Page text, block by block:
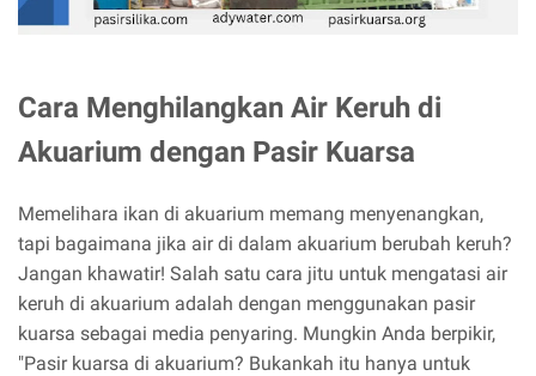
Cara Menghilangkan Air Keruh di
Akuarium dengan Pasir Kuarsa
Memelihara ikan di akuarium memang menyenangkan,
tapi bagaimana jika air di dalam akuarium berubah keruh?
Jangan khawatir! Salah satu cara jitu untuk mengatasi air
keruh di akuarium adalah dengan menggunakan pasir
kuarsa sebagai media penyaring. Mungkin Anda berpikir,
"Pasir kuarsa di akuarium? Bukankah itu hanya untuk